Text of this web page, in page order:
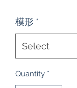
模形 *
Quantity *